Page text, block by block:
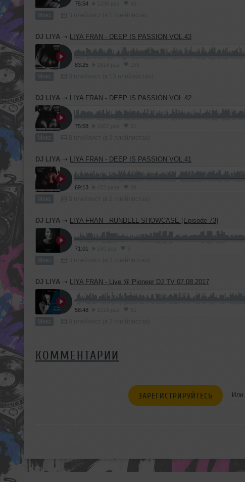
75:54
Микс
DJ LIYA ➝ LIYA FRAN - DEEP IS PASSION VOL.43
83:25
Микс
DJ LIYA ➝ LIYA FRAN - DEEP IS PASSION VOL.42
75:58
Микс
DJ LIYA ➝ LIYA FRAN - DEEP IS PASSION VOL.41
69:13
Микс
DJ LIYA ➝ LIYA FRAN - RUNDELL SHOWCASE [Episode 73]
71:01
Микс
DJ LIYA ➝ LIYA FRAN - Live @ Pioneer DJ TV 07.08.2017
58:48
Микс
КОММЕНТАРИИ
ЗАРЕГИСТРИРУЙТЕСЬ Или